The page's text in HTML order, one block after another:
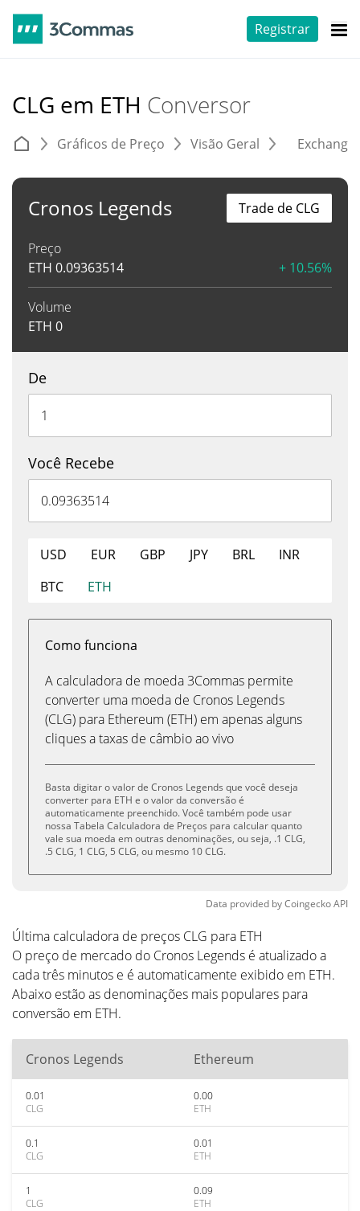
Registrar
CLG em ETH Conversor
Gráficos de Preço Visão Geral
Cronos Legends
Preço
ETH 0.09363514 + 10.56%
Volume
ETH 0
Trade de CLG
De
Você Recebe
USD EUR GBP JPY BRL
INR
BTC
ETH
Como funciona
A calculadora de moeda 3Commas permite
converter uma moeda de Cronos Legends
(CLG) para Ethereum (ETH) em apenas alguns
cliques a taxas de câmbio ao vivo
Basta digitar o valor de Cronos Legends que você deseja
converter para ETH e o valor da conversão é
automaticamente preenchido. Você também pode usar
nossa Tabela Calculadora de Preços para calcular quanto
vale sua moeda em outras denominações, ou seja, .1 CLG,
.5 CLG, 1 CLG, 5 CLG, ou mesmo 10 CLG.
Data provided byCoingeckoAPI
Última calculadora de preços CLG para ETH
O preço de mercado do Cronos Legends é atualizado a
cada três minutos e é automaticamente exibido em ETH.
Abaixo estão as denominações mais populares para
conversão em ETH.
Cronos Legends Ethereum
0.01
CLG
0.00
ETH
0.1
CLG
0.01
ETH
1
CLG
0.09
ETH